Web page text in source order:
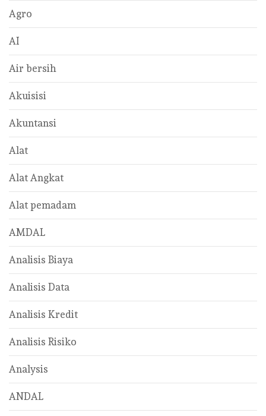
Agro
AI
Air bersih
Akuisisi
Akuntansi
Alat
Alat Angkat
Alat pemadam
AMDAL
Analisis Biaya
Analisis Data
Analisis Kredit
Analisis Risiko
Analysis
ANDAL